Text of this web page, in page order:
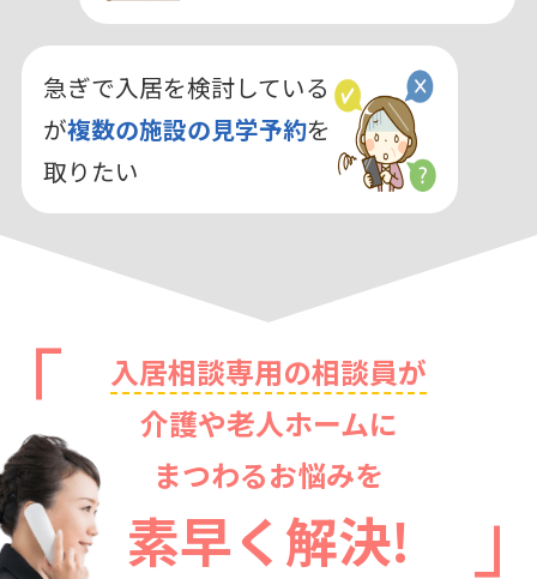
急ぎで入居を検討している
が複数の施設の見学予約を
取りたい
入居相談専用の相談員が
介護や老人ホームに
まつわるお悩みを
素早く解決!